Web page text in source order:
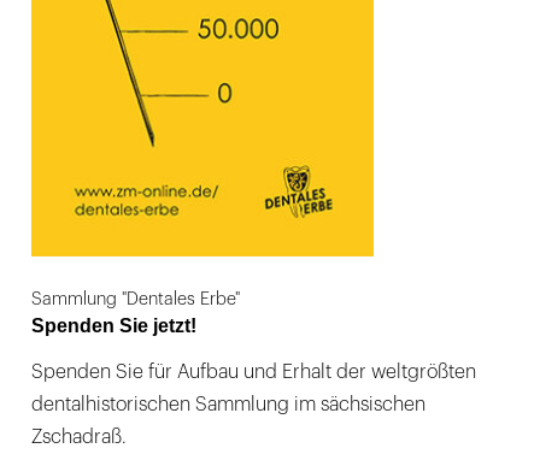
Sammlung "Dentales Erbe"
Spenden Sie jetzt!
Spenden Sie für Aufbau und Erhalt der weltgrößten
dentalhistorischen Sammlung im sächsischen
Zschadraß.